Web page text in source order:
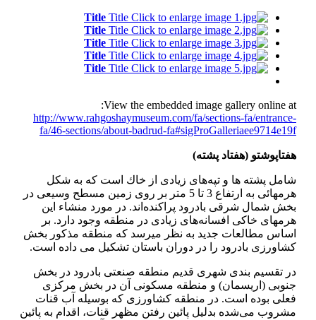
Title Title
Title Title
Title Title
Title Title
Title Title
View the embedded image gallery online at:
http://www.rahgoshaymuseum.com/fa/sections-fa/entrance-
fa/46-sections/about-badrud-fa#sigProGalleriaee9714e19f
هفتاپوشتو (هفتاد پشته)
شامل پشته ها و تپه‌های زیادی از خاك است كه به شكل
هرمهائی به ارتفاع 3 تا 5 متر بر روی زمین مسطح وسیعی در
بخش شمال شرقی بادرود پراكنده‌اند. در مورد منشاء این
هرمهای خاكی افسانه‌های زیادی در منطقه وجود دارد. بر
اساس مطالعات جدید به نظر میرسد كه منطقه مذكور بخش
كشاورزی بادرود را در دوران باستان تشكیل می داده است.
در تقسیم بندی شهری قدیم منطقه صنعتی بادرود در بخش
جنوبی (اریسمان) و منطقه مسكونی آن در بخش مركزی
فعلی بوده است. در منطقه كشاورزی كه بوسیله آب قنات
مشروب می‌شده بدلیل پائین رفتن مظهر قنات، اقدام به پائین